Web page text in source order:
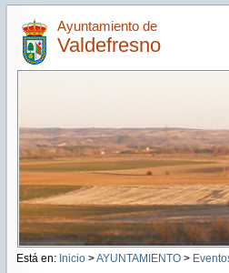
Ayuntamiento de
Valdefresno
Está en: Inicio >AYUNTAMIENTO>